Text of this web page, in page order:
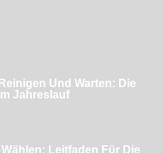
Und Warten: Die
Jahreslauf
Leitfaden Für Die